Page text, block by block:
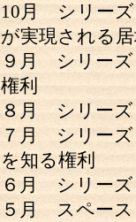
10月 シリー
が実現される
９月 シリー
権利
８月 シリー
７月 シリー
を知る権利
６月 シリー
５月 スペース